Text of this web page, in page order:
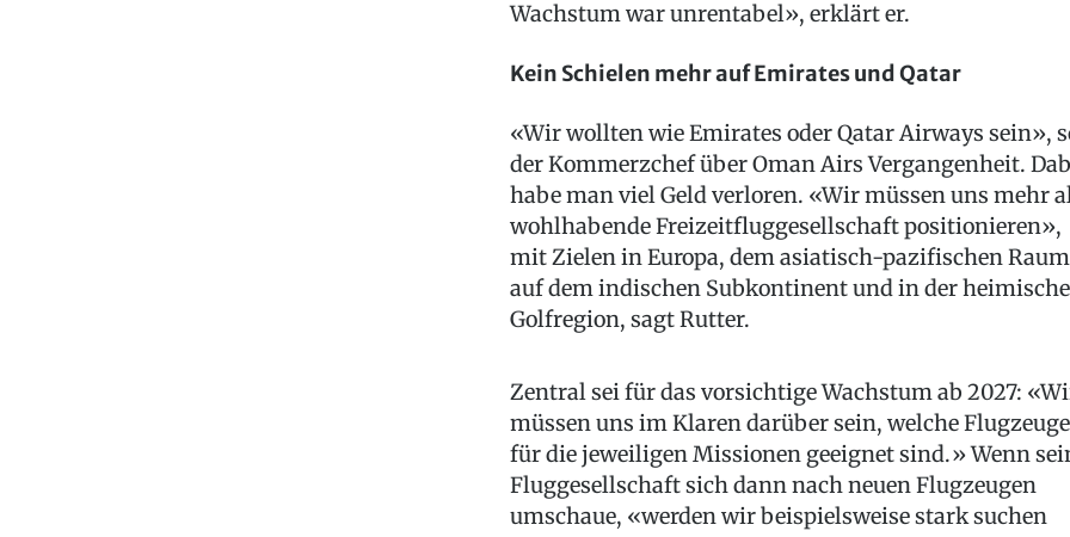
Wachstum war unrentabel», erklärt er.
Kein Schielen mehr auf Emirates und Qatar
«Wir wollten wie Emirates oder Qatar Airways sein»,
der Kommerzchef über Oman Airs Vergangenheit.
habe man viel Geld verloren. «Wir müssen uns mehr
wohlhabende Freizeitfluggesellschaft positionieren»,
mit Zielen in Europa, dem asiatisch-pazifischen
auf dem indischen Subkontinent und in der
Golfregion, sagt Rutter.
Zentral sei für das vorsichtige Wachstum ab 2027:
müssen uns im Klaren darüber sein, welche Flugzeuge
für die jeweiligen Missionen geeignet sind.» Wenn
Fluggesellschaft sich dann nach neuen Flugzeugen
umschaue, «werden wir beispielsweise stark suchen